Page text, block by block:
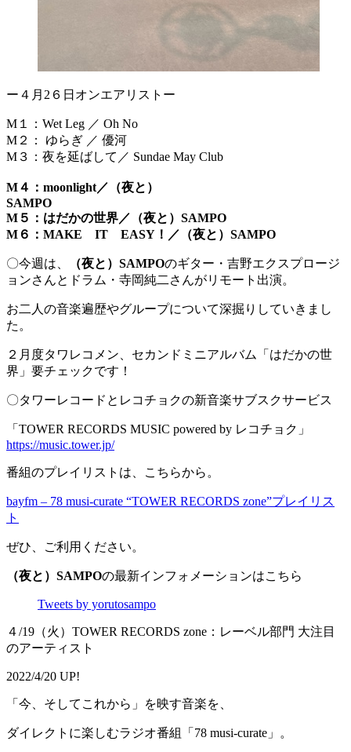
ー４月2６日オンエアリストー
M１：Wet Leg ／ Oh No
M２： ゆらぎ ／ 優河
M３：夜を延ばして／ Sundae May Club
M４：moonlight／（夜と）
SAMPO
M５：はだかの世界／（夜と）SAMPO
M６：MAKE IT EASY！／（夜と）SAMPO
〇今週は、 （夜と）SAMPOのギター・吉野エクスプロージ
ョンさんとドラム・寺岡純二さんがリモート出演。
お二人の音楽遍歴やグループについて深掘りしていきまし
た。
２月度タワレコメン、セカンドミニアルバム「はだかの世
界」要チェックです！
〇タワーレコードとレコチョクの新音楽サブスクサービス
「TOWER RECORDS MUSIC powered by レコチョク」
https://music.tower.jp/
番組のプレイリストは、こちらから。
bayfm – 78 musi-curate “TOWER RECORDS zone”プレイリス
ト
ぜひ、ご利用ください。
（夜と）SAMPOの最新インフォメーションはこちら
Tweets by yorutosampo
４/19（火）TOWER RECORDS zone：レーベル部門 大注目
のアーティスト
2022/4/20 UP!
「今、そしてこれから」を映す音楽を、
ダイレクトに楽しむラジオ番組「78 musi-curate」。